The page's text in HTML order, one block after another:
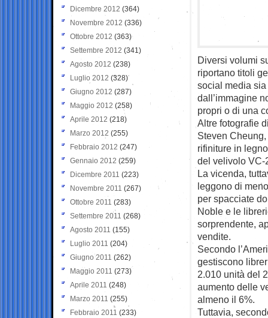
Diversi volumi
riportano titoli
social media sia
dall’immagine
propri o di una
Altre fotografie
Steven
rifiniture in
del velivolo VC-
La vicenda,
leggono di
per spacciate
Noble e le
sorprendente,
vendite.
Secondo
gestiscono
2.010 unità del
aumento delle
almeno il 6%.
Tuttavia,
Dicembre 2012 (364)
Novembre 2012 (336)
Ottobre 2012 (363)
Settembre 2012 (341)
Agosto 2012 (238)
Luglio 2012 (328)
Giugno 2012 (287)
Maggio 2012 (258)
Aprile 2012 (218)
Marzo 2012 (255)
Febbraio 2012 (247)
Gennaio 2012 (259)
Dicembre 2011 (223)
Novembre 2011 (267)
Ottobre 2011 (283)
Settembre 2011 (268)
Agosto 2011 (155)
Luglio 2011 (204)
Giugno 2011 (262)
Maggio 2011 (273)
Aprile 2011 (248)
Marzo 2011 (255)
Febbraio 2011 (233)